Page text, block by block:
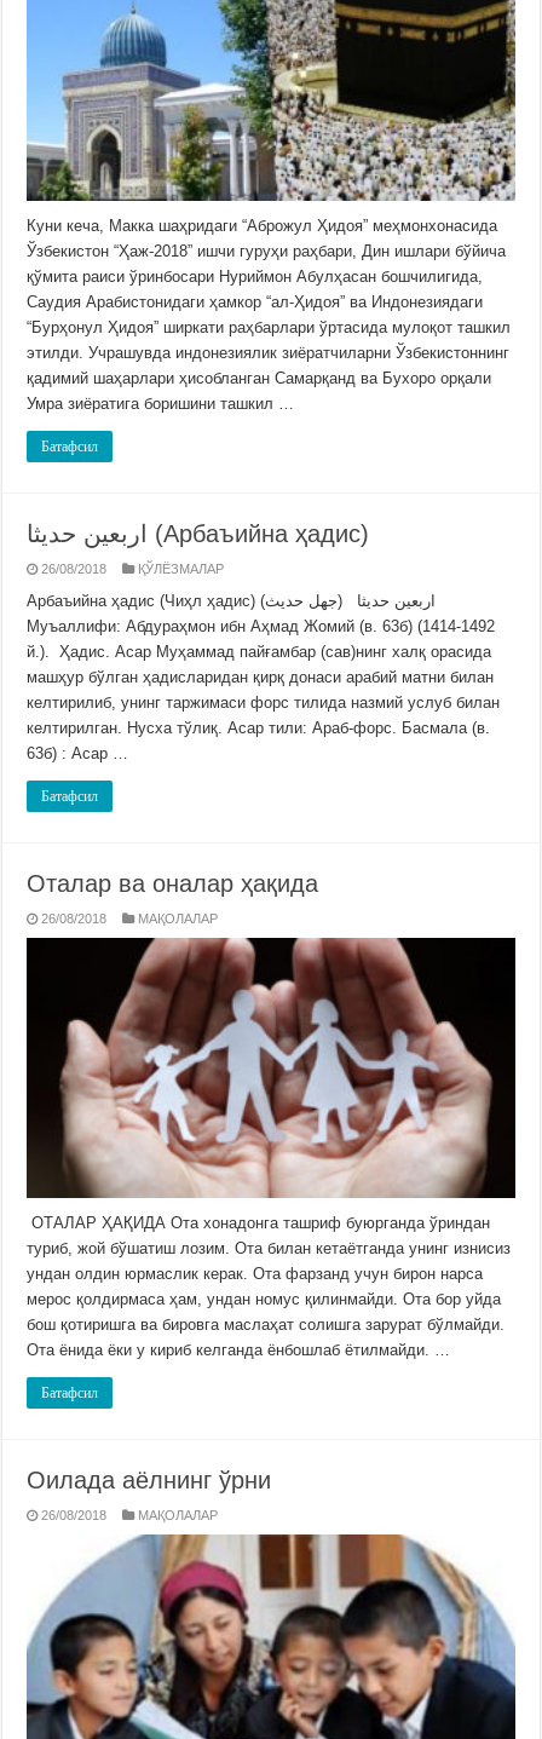
Куни кеча, Макка шаҳридаги “Аброжул Ҳидоя” меҳмонхонасида
Ўзбекистон “Ҳаж-2018” ишчи гуруҳи раҳбари, Дин ишлари бўйича
қўмита раиси ўринбосари Нуриймон Абулҳасан бошчилигида,
Саудия Арабистонидаги ҳамкор “ал-Ҳидоя” ва Индонезиядаги
“Бурҳонул Ҳидоя” ширкати раҳбарлари ўртасида мулоқот ташкил
этилди. Учрашувда индонезиялик зиёратчиларни Ўзбекистоннинг
қадимий шаҳарлари ҳисобланган Самарқанд ва Бухоро орқали
Умра зиёратига боришини ташкил …
Батафсил
اربعين حديثا (Арбаъийна ҳадис)
26/08/2018 ҚЎЛЁЗМАЛАР
Арбаъийна ҳадис (Чиҳл ҳадис) اربعين حديثا (جهل حديث)
Муъаллифи: Абдураҳмон ибн Аҳмад Жомий (в. 63б) (1414-1492
й.). Ҳадис. Асар Муҳаммад пайғамбар (сав)нинг халқ орасида
машҳур бўлган ҳадисларидан қирқ донаси арабий матни билан
келтирилиб, унинг таржимаси форс тилида назмий услуб билан
келтирилган. Нусха тўлиқ. Асар тили: Араб-форс. Басмала (в.
63б) : Асар …
Батафсил
Оталар ва оналар ҳақида
26/08/2018 МАҚОЛАЛАР
ОТАЛАР ҲАҚИДА Ота хонадонга ташриф буюрганда ўриндан
туриб, жой бўшатиш лозим. Ота билан кетаётганда унинг изнисиз
ундан олдин юрмаслик керак. Ота фарзанд учун бирон нарса
мерос қолдирмаса ҳам, ундан номус қилинмайди. Ота бор уйда
бош қотиришга ва бировга маслаҳат солишга зарурат бўлмайди.
Ота ёнида ёки у кириб келганда ёнбошлаб ётилмайди. …
Батафсил
Оилада аёлнинг ўрни
26/08/2018 МАҚОЛАЛАР